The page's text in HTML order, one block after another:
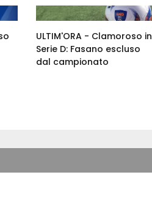
ULTIM'ORA - Clamoroso in
Serie D: Fasano escluso
dal campionato